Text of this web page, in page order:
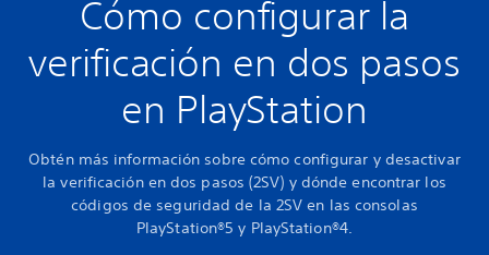
Cómo configurar la
verificación en dos pasos
en PlayStation
Obtén más información sobre cómo configurar y desactivar
la verificación en dos pasos (2SV) y dónde encontrar los
códigos de seguridad de la 2SV en las consolas
PlayStation®5 y PlayStation®4.